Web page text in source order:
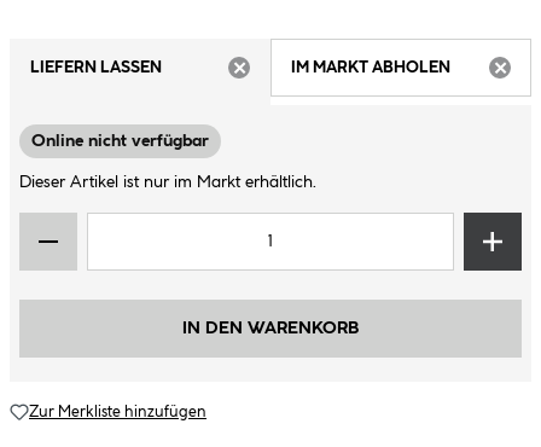
LIEFERN LASSEN
IM MARKT ABHOLEN
Online nicht verfügbar
Dieser Artikel ist nur im Markt erhältlich.
IN DEN WARENKORB
Zur Merkliste hinzufügen